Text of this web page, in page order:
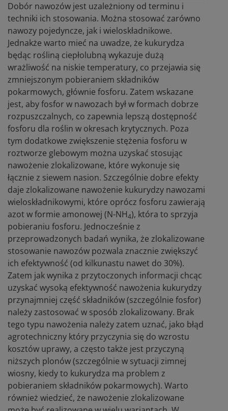
Dobór nawozów jest uzależniony od terminu i
techniki ich stosowania. Można stosować zarówno
nawozy pojedyncze, jak i wieloskładnikowe.
Jednakże warto mieć na uwadze, że kukurydza
będąc rośliną ciepłolubną wykazuje dużą
wrażliwość na niskie temperatury, co przejawia się
zmniejszonym pobieraniem składników
pokarmowych, głównie fosforu. Zatem wskazane
jest, aby fosfor w nawozach był w formach dobrze
rozpuszczalnych, co zapewnia lepszą dostępność
fosforu dla roślin w okresach krytycznych. Poza
tym dodatkowe zwiększenie stężenia fosforu w
roztworze glebowym można uzyskać stosując
nawożenie zlokalizowane, które wykonuje się
łącznie z siewem nasion. Szczególnie dobre efekty
daje zlokalizowane nawożenie kukurydzy nawozami
wieloskładnikowymi, które oprócz fosforu zawierają
azot w formie amonowej (N-NH4), która to sprzyja
pobieraniu fosforu. Jednocześnie z
przeprowadzonych badań wynika, że zlokalizowane
stosowanie nawozów pozwala znacznie zwiększyć
ich efektywność (od kilkunastu nawet do 30%).
Zatem jak wynika z przytoczonych informacji chcąc
uzyskać wysoką efektywność nawożenia kukurydzy
przynajmniej część składników (szczególnie fosfor)
należy zastosować w sposób zlokalizowany. Brak
tego typu nawożenia należy zatem uznać, jako błąd
agrotechniczny który przyczynia się do wzrostu
kosztów uprawy, a często także jest przyczyną
niższych plonów (szczególnie w sytuacji zimnej
wiosny, kiedy to kukurydza ma problem z
pobieraniem składników pokarmowych). Warto
również wiedzieć, że nawożenie zlokalizowane